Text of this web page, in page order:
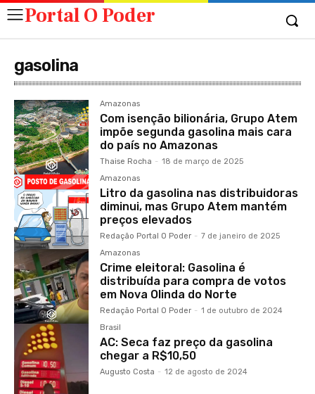
Portal O Poder
gasolina
Amazonas
Com isenção bilionária, Grupo Atem
impõe segunda gasolina mais cara
do país no Amazonas
Thaise Rocha - 18 de março de 2025
Amazonas
Litro da gasolina nas distribuidoras
diminui, mas Grupo Atem mantém
preços elevados
Redação Portal O Poder - 7 de janeiro de 2025
Amazonas
Crime eleitoral: Gasolina é
distribuída para compra de votos
em Nova Olinda do Norte
Redação Portal O Poder - 1 de outubro de 2024
Brasil
AC: Seca faz preço da gasolina
chegar a R$10,50
Augusto Costa - 12 de agosto de 2024